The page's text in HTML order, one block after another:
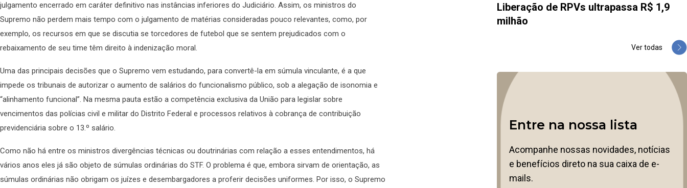
julgamento encerrado em caráter definitivo nas instâncias inferiores do Judiciário. Assim, os ministros do
Supremo não perdem mais tempo com o julgamento de matérias consideradas pouco relevantes, como, por
exemplo, os recursos em que se discutia se torcedores de futebol que se sentem prejudicados com o
rebaixamento de seu time têm direito à indenização moral.
Uma das principais decisões que o Supremo vem estudando, para convertê-la em súmula vinculante, é a que
impede os tribunais de autorizar o aumento de salários do funcionalismo público, sob a alegação de isonomia e
“alinhamento funcional”. Na mesma pauta estão a competência exclusiva da União para legislar sobre
vencimentos das polícias civil e militar do Distrito Federal e processos relativos à cobrança de contribuição
previdenciária sobre o 13.º salário.
Como não há entre os ministros divergências técnicas ou doutrinárias com relação a esses entendimentos, há
vários anos eles já são objeto de súmulas ordinárias do STF. O problema é que, embora sirvam de orientação, as
súmulas ordinárias não obrigam os juízes e desembargadores a proferir decisões uniformes. Por isso, o Supremo
Liberação de RPVs ultrapassa R$ 1,9
milhão
Ver todas
Entre na nossa lista
Acompanhe nossas novidades, notícias
e benefícios direto na sua caixa de e-
mails.